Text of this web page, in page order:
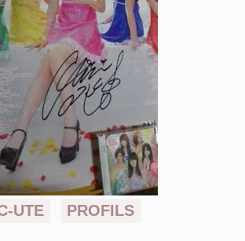
UTE PROFILS